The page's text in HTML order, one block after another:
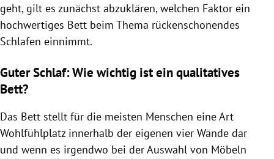
geht, gilt es zunächst abzuklären, welchen Faktor ein
hochwertiges Bett beim Thema rückenschonendes
Schlafen einnimmt.
Guter Schlaf: Wie wichtig ist ein qualitatives
Bett?
Das Bett stellt für die meisten Menschen eine Art
Wohlfühlplatz innerhalb der eigenen vier Wände dar
und wenn es irgendwo bei der Auswahl von Möbeln